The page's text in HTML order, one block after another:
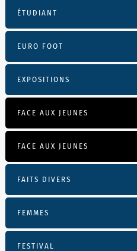
ÉTUDIANT
EURO FOOT
EXPOSITIONS
FACE AUX JEUNES
FACE AUX JEUNES
FAITS DIVERS
FEMMES
FESTIVAL